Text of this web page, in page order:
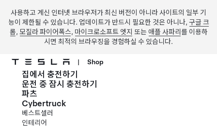
사용하고 계신 인터넷 브라우저가 최신 버전이 아니라 사이트의 일부 기
능이 제한될 수 있습니다. 업데이트가 반드시 필요한 것은 아니나, 구글 크
롬, 모질라 파이어폭스, 마이크로소프트 엣지 또는 애플 사파리 를 이용하
시면 최적의 브라우징을 경험하실 수 있습니다.
주요 콘텐츠로 건너뛰기
| Shop
집에서 충전하기
운전 중 잠시 충전하기
파츠
Cybertruck
베스트셀러
인테리어